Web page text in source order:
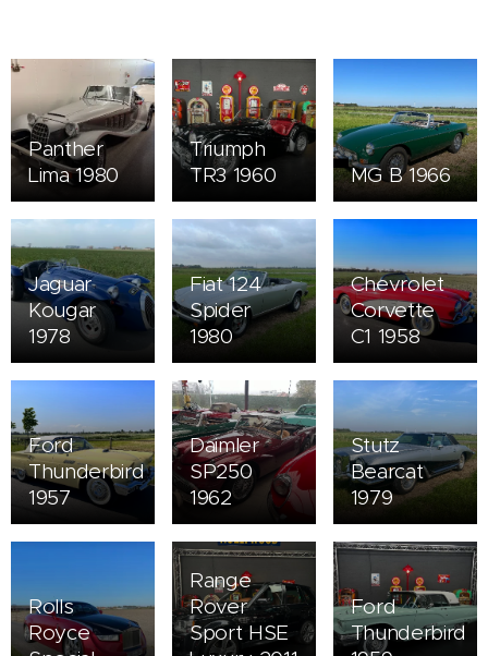
Panther
Lima 1980
Triumph
TR3 1960
MG B 1966
Jaguar
Kougar
1978
Fiat 124
Spider
1980
Chevrolet
Corvette
C1 1958
Ford
Thunderbird
1957
Daimler
SP250
1962
Stutz
Bearcat
1979
Rolls
Royce
Range
Rover
Sport HSE
Ford
Thunderbird